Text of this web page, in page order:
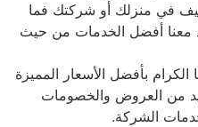
منزلك أو شركتك فما
أفضل الخدمات من حيث
بأفضل الأسعار المميزة
العروض والخصومات
الشركة.